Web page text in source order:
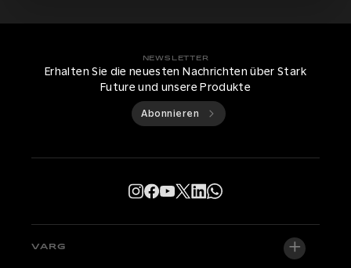
NEWSLETTER
Erhalten Sie die neuesten Nachrichten über Stark
Future und unsere Produkte
Abonnieren
VARG